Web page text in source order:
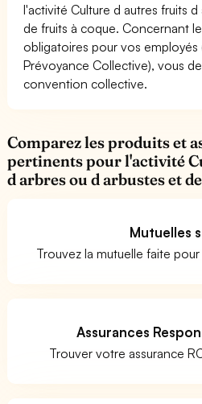
l'activité Culture d autres fruits
de fruits à coque. Concernant
obligatoires pour vos employés
Prévoyance Collective), vous
convention collective.
Comparez les produits et
pertinents pour l'activité
d arbres ou d arbustes et
Mutuelles
Trouvez la mutuelle faite
Assurances
Trouver votre assurance